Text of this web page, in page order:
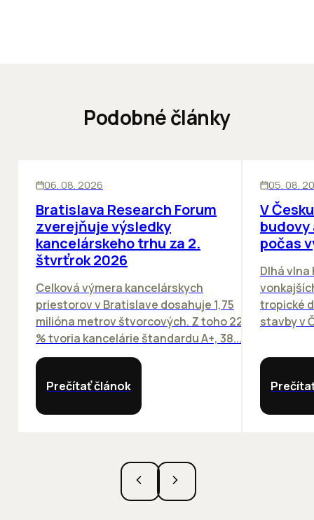
Podobné články
06. 08. 2026
Bratislava Research Forum
zverejňuje výsledky
kancelárskeho trhu za 2.
štvrťrok 2026
Celková výmera kancelárskych
priestorov v Bratislave dosahuje 1,75
milióna metrov štvorcových. Z toho 22
% tvoria kancelárie štandardu A+, 38...
Prečítať článok
05. 08.
V
počas
Dlhá
tropické
stavby v